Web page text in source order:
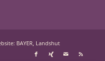
BAYER, Landshut